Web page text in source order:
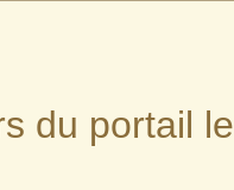
du portail